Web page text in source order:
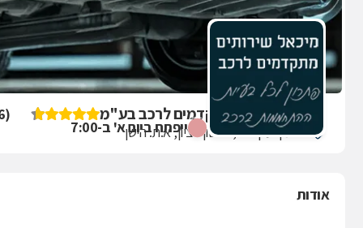
ייפתח ביום א' ב-7:00
מיכאל שירותים מתקדמים לרכב בע"מ (
פריימן יעקב 16, ראשון לציון, א.ת. הישן
אודות